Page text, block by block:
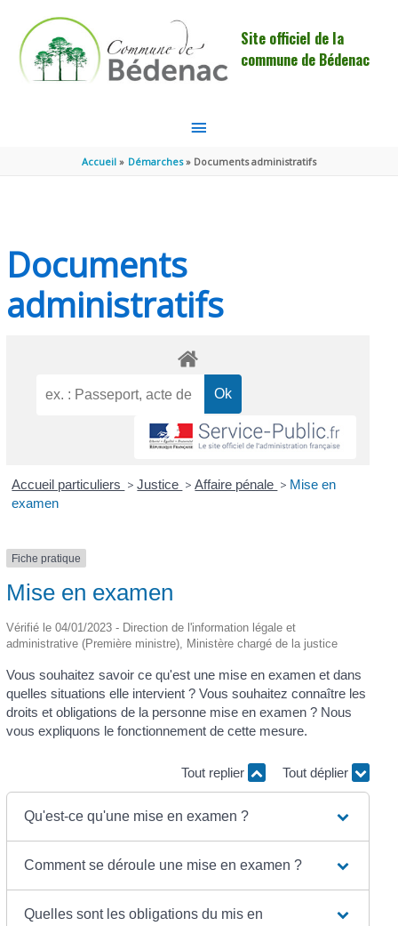
Site officiel de la
commune de Bédenac
MENU
PRINCIPAL
Accueil Démarches Documents administratifs
Documents
administratifs
Accueil particuliers > Justice > Affaire pénale > Mise en
examen
Fiche pratique
Mise en examen
Vérifié le 04/01/2023 - Direction de l'information légale et
administrative (Première ministre), Ministère chargé de la justice
Vous souhaitez savoir ce qu'est une mise en examen et dans
quelles situations elle intervient ? Vous souhaitez connaître les
droits et obligations de la personne mise en examen ? Nous
vous expliquons le fonctionnement de cette mesure.
Tout replier Tout déplier
Qu'est-ce qu'une mise en examen ?
Comment se déroule une mise en examen ?
Quelles sont les obligations du mis en